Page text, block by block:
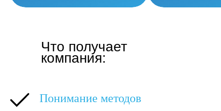
Что получает
компания:
Понимание методов